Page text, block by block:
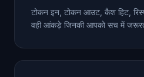
टोकन इन, टोकन आउट, कैश हिट,
वही आंकड़े जिनकी आपको सच में